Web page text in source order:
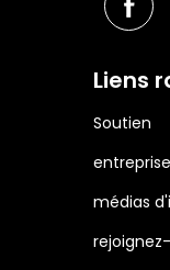
Liens
Soutien
entreprise
médias